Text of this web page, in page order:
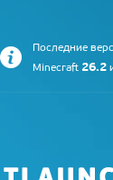
Последние
Minecraft 26.2